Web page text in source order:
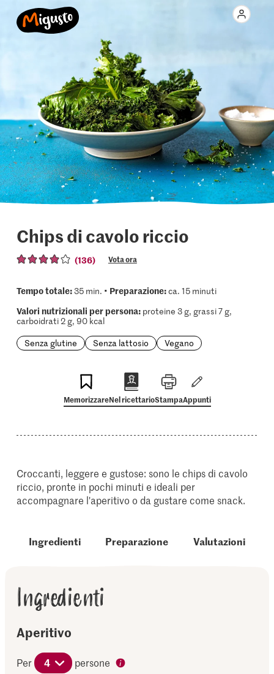
Chips di cavolo riccio
(136) Vota ora
Tempo totale:35 min. • Preparazione:ca. 15 minuti
Valori nutrizionali per persona:proteine 3 g, grassi 7 g,
carboidrati 2 g, 90 kcal
Senza glutine
Senza lattosio Vegano
MemorizzareNel ricettarioStampaAppunti
Croccanti, leggere e gustose: sono le chips di cavolo
riccio, pronte in pochi minuti e ideali per
accompagnare l'aperitivo o da gustare come snack.
Ingredienti Preparazione Valutazioni
Ingredienti
Aperitivo
Per 4 persone